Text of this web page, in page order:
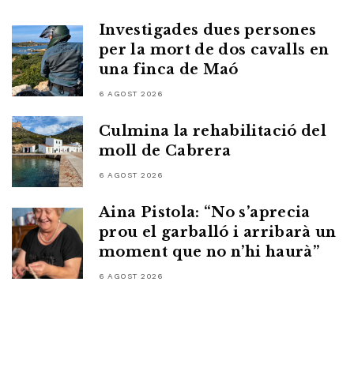
Investigades dues persones
per la mort de dos cavalls en
una finca de Maó
6 AGOST 2026
Culmina la rehabilitació del
moll de Cabrera
6 AGOST 2026
Aina Pistola: “No s’aprecia
prou el garballó i arribarà un
moment que no n’hi haurà”
6 AGOST 2026